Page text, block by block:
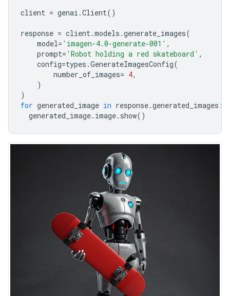
client = genai .Client()
response = client.models .generate_images(
model= 'imagen-4.0-generate-001' ,
prompt= 'Robot holding a red skateboard' ,
config=types .GenerateImagesConfig(
number_of_images= 4,
)
)
for generated_image in response.generated_images :
generated_image. image. show()